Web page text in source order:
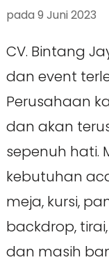
pada 9 Juni 2023
CV. Bintang
dan event
Perusahaan
dan akan
sepenuh hati.
kebutuhan
meja, kursi,
backdrop,
dan masih